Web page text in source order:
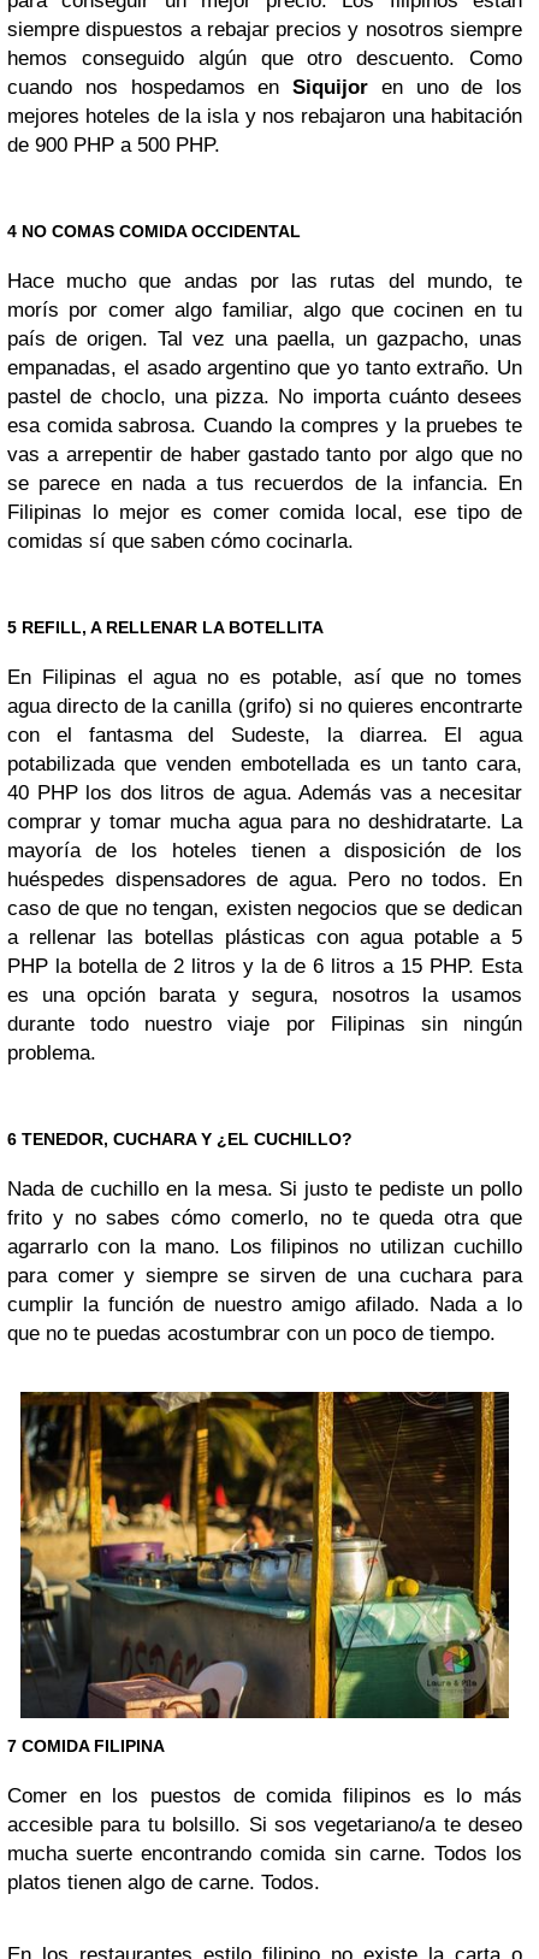
siempre dispuestos a rebajar precios y nosotros siempre
hemos conseguido algún que otro descuento. Como
cuando nos hospedamos en Siquijor en uno de los
mejores hoteles de la isla y nos rebajaron una habitación
de 900 PHP a 500 PHP.
4 NO COMAS COMIDA OCCIDENTAL
Hace mucho que andas por las rutas del mundo, te
morís por comer algo familiar, algo que cocinen en tu
país de origen. Tal vez una paella, un gazpacho, unas
empanadas, el asado argentino que yo tanto extraño. Un
pastel de choclo, una pizza. No importa cuánto desees
esa comida sabrosa. Cuando la compres y la pruebes te
vas a arrepentir de haber gastado tanto por algo que no
se parece en nada a tus recuerdos de la infancia. En
Filipinas lo mejor es comer comida local, ese tipo de
comidas sí que saben cómo cocinarla.
5 REFILL, A RELLENAR LA BOTELLITA
En Filipinas el agua no es potable, así que no tomes
agua directo de la canilla (grifo) si no quieres encontrarte
con el fantasma del Sudeste, la diarrea. El agua
potabilizada que venden embotellada es un tanto cara,
40 PHP los dos litros de agua. Además vas a necesitar
comprar y tomar mucha agua para no deshidratarte. La
mayoría de los hoteles tienen a disposición de los
huéspedes dispensadores de agua. Pero no todos. En
caso de que no tengan, existen negocios que se dedican
a rellenar las botellas plásticas con agua potable a 5
PHP la botella de 2 litros y la de 6 litros a 15 PHP. Esta
es una opción barata y segura, nosotros la usamos
durante todo nuestro viaje por Filipinas sin ningún
problema.
6 TENEDOR, CUCHARA Y ¿EL CUCHILLO?
Nada de cuchillo en la mesa. Si justo te pediste un pollo
frito y no sabes cómo comerlo, no te queda otra que
agarrarlo con la mano. Los filipinos no utilizan cuchillo
para comer y siempre se sirven de una cuchara para
cumplir la función de nuestro amigo afilado. Nada a lo
que no te puedas acostumbrar con un poco de tiempo.
7 COMIDA FILIPINA
Comer en los puestos de comida filipinos es lo más
accesible para tu bolsillo. Si sos vegetariano/a te deseo
mucha suerte encontrando comida sin carne. Todos los
platos tienen algo de carne. Todos.